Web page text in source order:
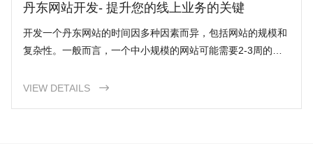
丹东网站开发- 提升您的线上业务的关键
开发一个丹东网站的时间因多种因素而异，包括网站的规模和
复杂性。一般而言，一个中小规模的网站可能需要2-3周的时
VIEW DETAILS
